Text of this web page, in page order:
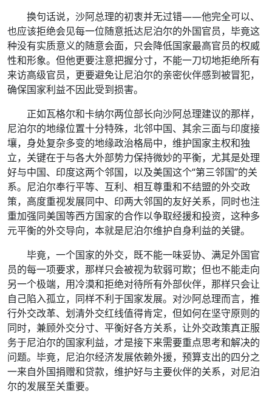
换句话说，沙阿总理的初衷并无过错——他完全可以、
也应该拒绝会见每一位随意抵达尼泊尔的外国官员，毕竟这
种没有实质意义的随意会面，只会降低国家最高官员的权威
性和形象。但他更要注意把握分寸，不能一刀切地拒绝所有
来访高级官员，更要避免让尼泊尔的亲密伙伴感到被冒犯，
确保国家利益不因此受到损害。
正如瓦格尔和卡纳尔两位部长向沙阿总理建议的那样，
尼泊尔的地缘位置十分特殊，北邻中国、其余三面与印度接
壤，身处复杂多变的地缘政治格局中，维护国家主权和独
立，关键在于与各大外部势力保持微妙的平衡，尤其是处理
好与中国、印度这两个邻国，以及美国这个“第三邻国”的关
系。尼泊尔奉行平等、互利、相互尊重和不结盟的外交政
策，高度重视发展同中、印两大邻国的友好关系，同时也注
重加强同美国等西方国家的合作以争取经援和投资，这种多
元平衡的外交导向，本就是尼泊尔维护自身利益的关键。
毕竟，一个国家的外交，既不能一味妥协、满足外国官
员的每一项要求，那样只会被视为软弱可欺；但也不能走向
另一个极端，用冷漠和拒绝对待所有外部伙伴，那样只会让
自己陷入孤立，同样不利于国家发展。对沙阿总理而言，推
行外交改革、划清外交红线值得肯定，但如何在坚守原则的
同时，兼顾外交分寸、平衡好各方关系，让外交政策真正服
务于尼泊尔的国家利益，才是接下来需要重点思考和解决的
问题。毕竟，尼泊尔经济发展依赖外援，预算支出的四分之
一来自外国捐赠和贷款，维护好与主要伙伴的关系，对尼泊
尔的发展至关重要。